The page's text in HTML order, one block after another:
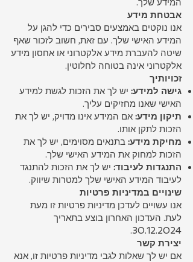
אבטחת מידע
אנו נוקטים באמצעים סבירים כדי להגן על
המידע האישי שלך. עם זאת, חשוב לזכור שאף
שיטה להעברת מידע אלקטרוני או אחסון מידע
אלקטרוני אינה בטוחה לחלוטין.
זכויותיך
גישה למידע: יש לך את הזכות לגשת למידע
האישי שאנו מחזיקים עליך.
תיקון מידע: אם המידע אינו מדויק, יש לך את
הזכות לתקן אותו.
מחיקת מידע: בתנאים מסוימים, יש לך את
הזכות למחוק את המידע האישי שלך.
התנגדות לעיבוד: יש לך את הזכות להתנגד
לעיבוד המידע האישי שלך למטרות שיווק.
שינויים במדיניות פרטיות
אנו עשויים לעדכן מדיניות פרטיות זו מעת
לעת. העדכון האחרון בוצע בתאריך
30.12.2024
.
יצירת קשר
אם יש לך שאלות לגבי מדיניות פרטיות זו, אנא